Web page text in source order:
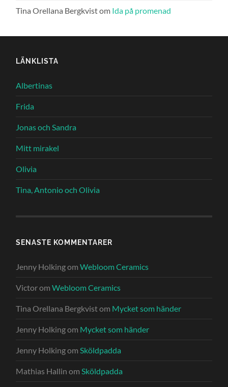
Tina Orellana Bergkvistom Ida på promenad
LÄNKLISTA
Albertinas
Frida
Jonas och Sandra
Mitt mirakel
Olivia
Tina, Antonio och Olivia
SENASTE KOMMENTARER
Jenny HolkingomWebloom Ceramics
VictoromWebloom Ceramics
Tina Orellana Bergkvistom Mycket som händer
Jenny Holkingom Mycket som händer
Jenny HolkingomSköldpadda
Mathias Hallin omSköldpadda